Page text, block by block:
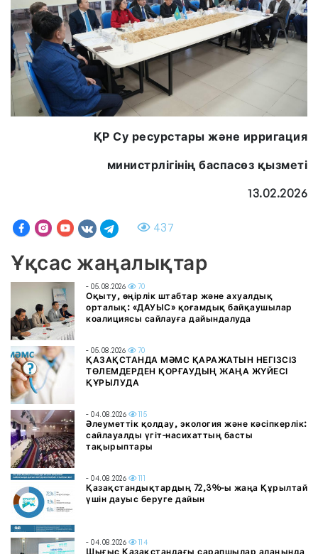
ҚР Су ресурстары және ирригация
министрлігінің баспасөз қызметі
13.02.2026
437
Ұқсас жаңалықтар
- 05.08.2026 70
Оқыту, өңірлік штабтар және ахуалдық
орталық: «ДАУЫС» қоғамдық байқаушылар
коалициясы сайлауға дайындалуда
- 05.08.2026 70
ҚАЗАҚСТАНДА МӘМС ҚАРАЖАТЫН НЕГІЗСІЗ
ТӨЛЕМДЕРДЕН ҚОРҒАУДЫҢ ЖАҢА ЖҮЙЕСІ
ҚҰРЫЛУДА
- 04.08.2026 115
Әлеуметтік қолдау, экология және кәсіпкерлік:
сайлауалды үгіт-насихаттың басты
тақырыптары
- 04.08.2026 111
Қазақстандықтардың 72,3%-ы жаңа Құрылтай
үшін дауыс беруге дайын
- 04.08.2026 114
Шығыс Қазақстандағы сарапшылар алаңында